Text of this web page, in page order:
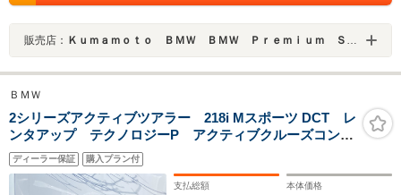
販売店： Ｋｕｍａｍｏｔｏ ＢＭＷ ＢＭＷ Ｐｒｅｍｉｕｍ Ｓｅｌｅｃｔｉｏｎ 熊本インター／ＭＩＮＩ ＮＥＸＴ 熊本
ＢＭＷ
2シリーズアクティブツアラー 218i Mスポーツ DCT レ
ンタアップ テクノロジーP アクティブクルーズコント
ロール 全周囲カメラ 前後パークディスタンスコント
ロール ヘッドアップディスプレイ 電動リアゲート
アンビエントライト ワイヤレスチャージ ETC
ディーラー保証 購入プラン付
支払総額 本体価格